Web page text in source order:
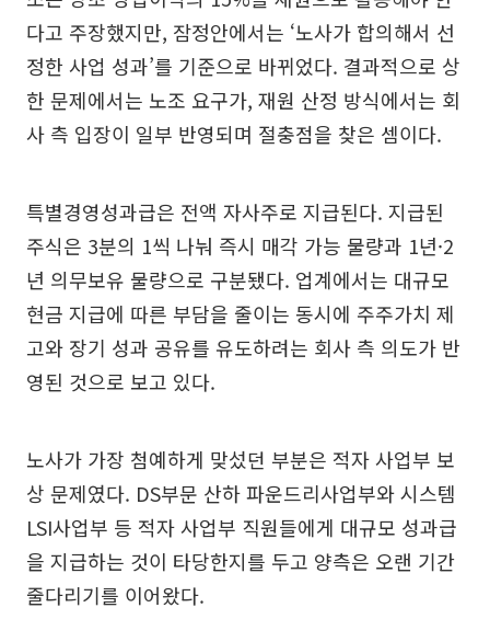
다고 주장했지만, 잠정안에서는 ‘노사가 합의해서 선
정한 사업 성과’를 기준으로 바뀌었다. 결과적으로 상
한 문제에서는 노조 요구가, 재원 산정 방식에서는 회
사 측 입장이 일부 반영되며 절충점을 찾은 셈이다.
특별경영성과급은 전액 자사주로 지급된다. 지급된
주식은 3분의 1씩 나눠 즉시 매각 가능 물량과 1년·2
년 의무보유 물량으로 구분됐다. 업계에서는 대규모
현금 지급에 따른 부담을 줄이는 동시에 주주가치 제
고와 장기 성과 공유를 유도하려는 회사 측 의도가 반
영된 것으로 보고 있다.
노사가 가장 첨예하게 맞섰던 부분은 적자 사업부 보
상 문제였다. DS부문 산하 파운드리사업부와 시스템
LSI사업부 등 적자 사업부 직원들에게 대규모 성과급
을 지급하는 것이 타당한지를 두고 양측은 오랜 기간
줄다리기를 이어왔다.